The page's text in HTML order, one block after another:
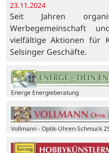
23.11.2024
Seit Jahren
Werbegemeinschaft
vielfältige Aktionen für
Selsinger Geschäfte.
Energe Energieberatung
Vollmann - Optik-Uhren-Schmuck